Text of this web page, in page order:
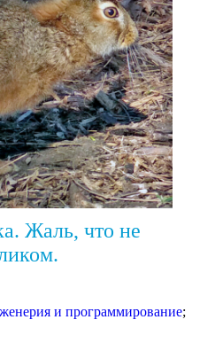
Жаль, что не
и программирование;